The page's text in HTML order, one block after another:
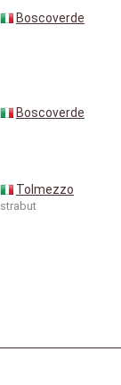
Boscoverde
Boscoverde
Tolmezzo
strabut